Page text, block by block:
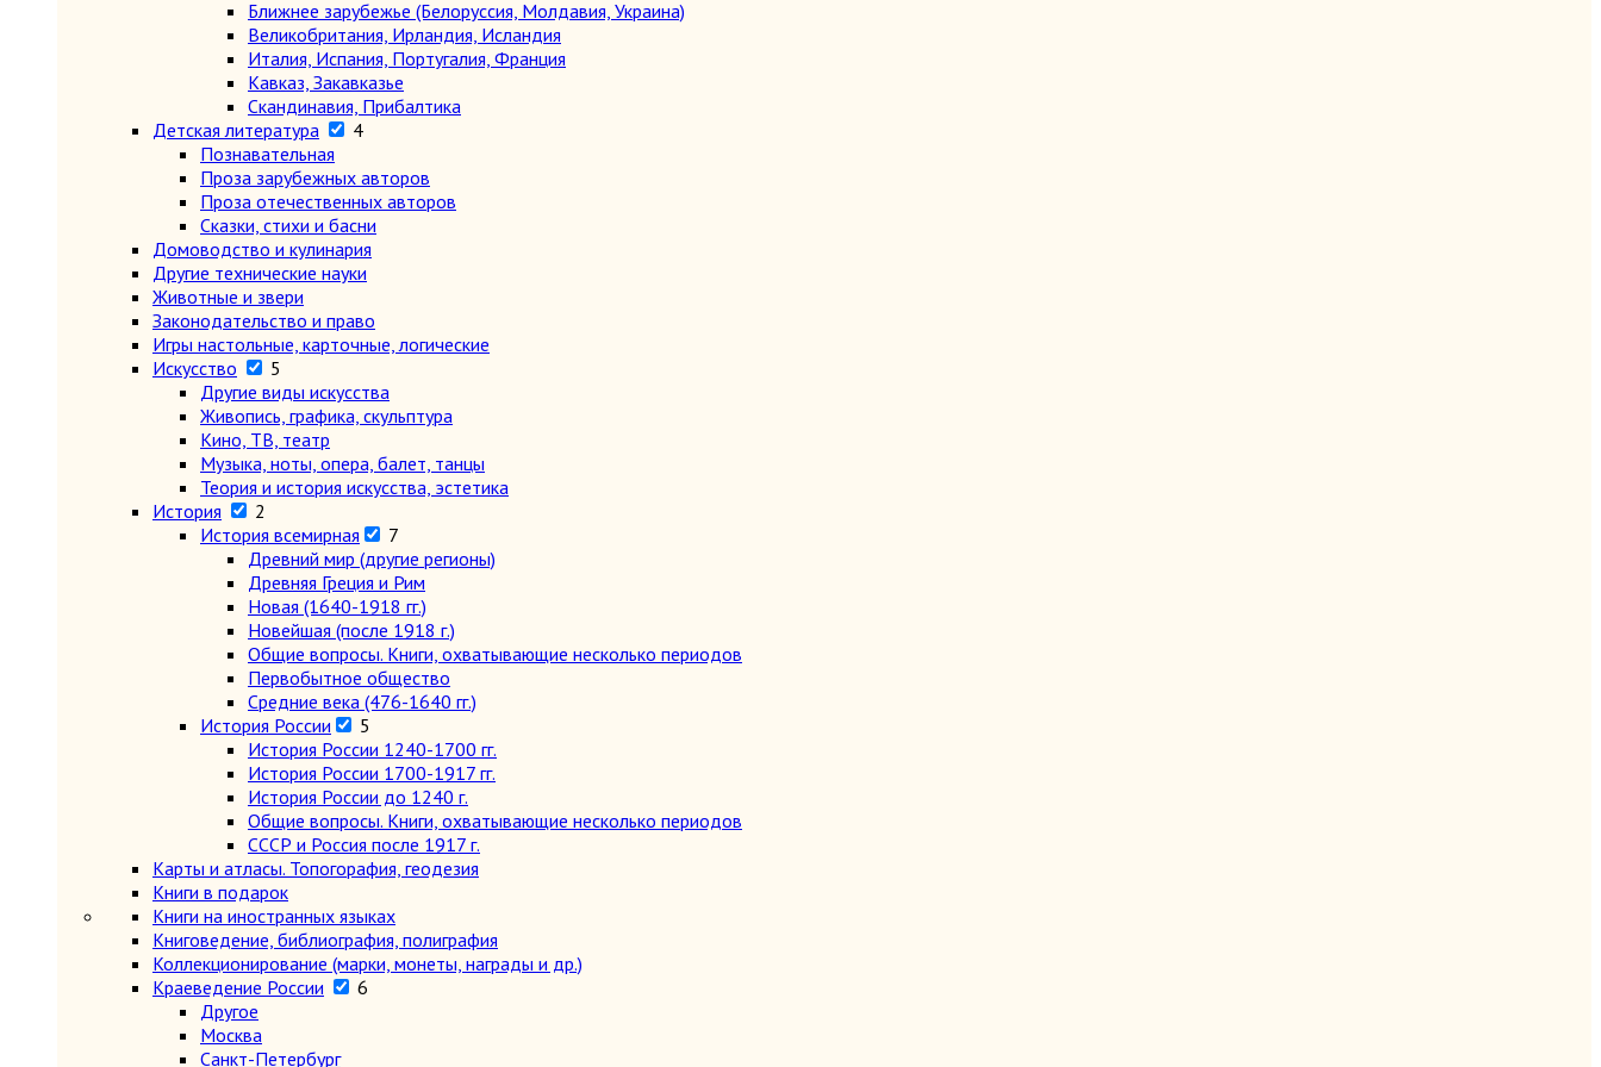
Ближнее зарубежье (Белоруссия, Молдавия, Украина)
Великобритания, Ирландия, Исландия
Италия, Испания, Португалия, Франция
Кавказ, Закавказье
Скандинавия, Прибалтика
Детская литература
4
Познавательная
Проза зарубежных авторов
Проза отечественных авторов
Сказки, стихи и басни
Домоводство и кулинария
Другие технические науки
Животные и звери
Законодательство и право
Игры настольные, карточные, логические
Искусство
5
Другие виды искусства
Живопись, графика, скульптура
Кино, ТВ, театр
Музыка, ноты, опера, балет, танцы
Теория и история искусства, эстетика
История
2
История всемирная
7
Древний мир (другие регионы)
Древняя Греция и Рим
Новая (1640-1918 гг.)
Новейшая (после 1918 г.)
Общие вопросы. Книги, охватывающие несколько периодов
Первобытное общество
Средние века (476-1640 гг.)
История России
5
История России 1240-1700 гг.
История России 1700-1917 гг.
История России до 1240 г.
Общие вопросы. Книги, охватывающие несколько периодов
СССР и Россия после 1917 г.
Карты и атласы. Топогорафия, геодезия
Книги в подарок
Книги на иностранных языках
Книговедение, библиография, полиграфия
Коллекционирование (марки, монеты, награды и др.)
Краеведение России
6
Другое
Москва
Санкт-Петербург